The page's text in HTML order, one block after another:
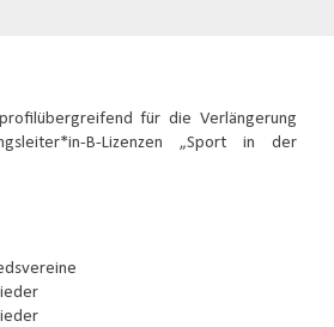
für die Verlängerung
B-Lizenzen „Sport in der